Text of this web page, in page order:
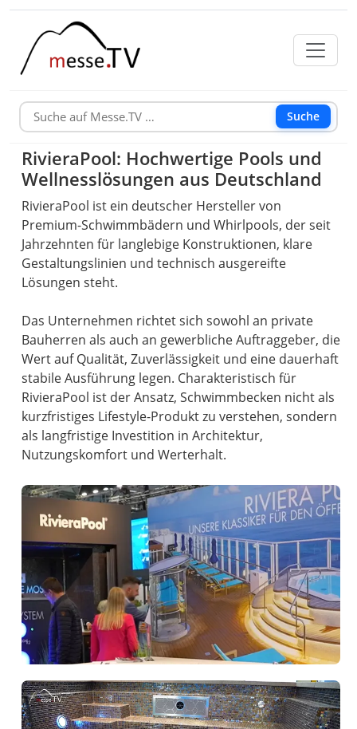
Suche
RivieraPool: Hochwertige Pools und
Wellnesslösungen aus Deutschland
RivieraPool ist ein deutscher Hersteller von
Premium-Schwimmbädern und Whirlpools, der seit
Jahrzehnten für langlebige Konstruktionen, klare
Gestaltungslinien und technisch ausgereifte
Lösungen steht.
Das Unternehmen richtet sich sowohl an private
Bauherren als auch an gewerbliche Auftraggeber, die
Wert auf Qualität, Zuverlässigkeit und eine dauerhaft
stabile Ausführung legen. Charakteristisch für
RivieraPool ist der Ansatz, Schwimmbecken nicht als
kurzfristiges Lifestyle-Produkt zu verstehen, sondern
als langfristige Investition in Architektur,
Nutzungskomfort und Werterhalt.